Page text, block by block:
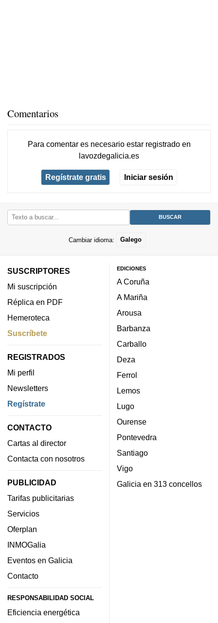
Comentarios
Para comentar es necesario estar registradoen
lavozdegalicia.es
Regístrate gratis Iniciar sesión
Cambiar idioma: Galego
SUSCRIPTORES
Mi suscripción
Réplica en PDF
Hemeroteca
Suscríbete
REGISTRADOS
Mi perfil
Newsletters
Regístrate
CONTACTO
Cartas al director
Contacta con nosotros
PUBLICIDAD
Tarifas publicitarias
Servicios
Oferplan
INMOGalia
Eventos en Galicia
Contacto
RESPONSABILIDAD SOCIAL
Eficiencia energética
EDICIONES
A Coruña
A Mariña
Arousa
Barbanza
Carballo
Deza
Ferrol
Lemos
Lugo
Ourense
Pontevedra
Santiago
Vigo
Galicia en 313 concellos